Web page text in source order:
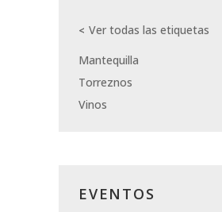
Ver todas las etiquetas
Mantequilla
Torreznos
Vinos
EVENTOS